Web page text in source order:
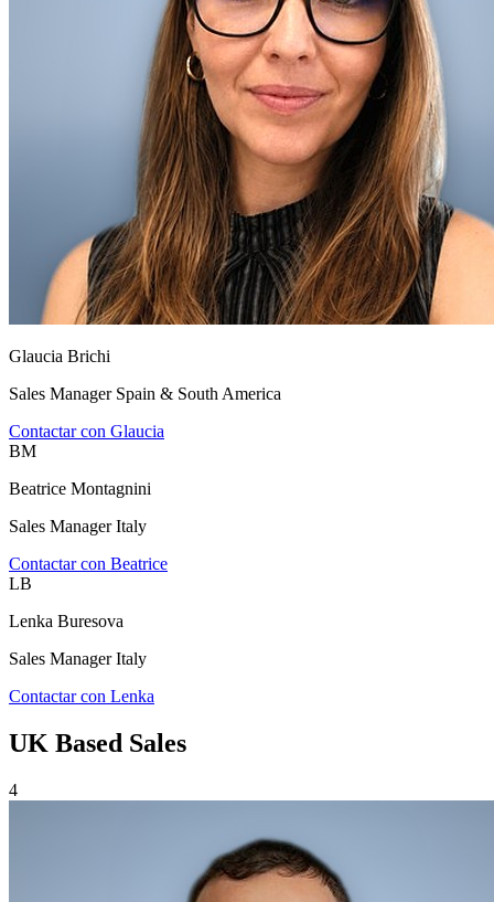
Glaucia Brichi
Sales Manager Spain & South America
Contactar con Glaucia
BM
Beatrice Montagnini
Sales Manager Italy
Contactar con Beatrice
LB
Lenka Buresova
Sales Manager Italy
Contactar con Lenka
UK Based Sales
4